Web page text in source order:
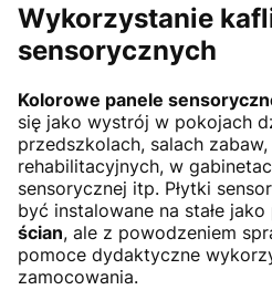
Wykorzystanie
sensorycznych
Kolorowe panele
się jako wystrój w pokojach
przedszkolach, salach
rehabilitacyjnych, w
sensorycznej itp. Płytki
być instalowane na stałe jako
ścian, ale z powodzeniem
pomoce dydaktyczne
zamocowania.